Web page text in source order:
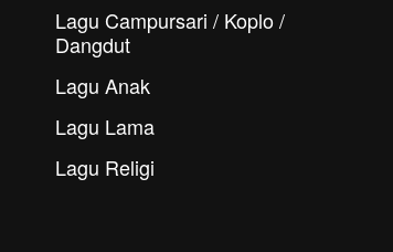
Lagu Campursari / Koplo /
Dangdut
Lagu Anak
Lagu Lama
Lagu Religi